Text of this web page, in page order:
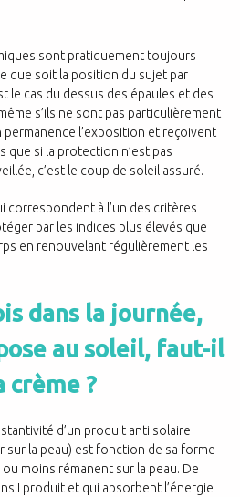
sont pratiquement toujours
que soit la position du sujet par
le cas du dessus des épaules et des
s’ils ne sont pas particulièrement
permanence l’exposition et reçoivent
que si la protection n’est pas
c’est le coup de soleil assuré.
correspondent à l’un des critères
par les indices plus élevés que
en renouvelant régulièrement les
dans la journée,
au soleil, faut-il
crème ?
d’un produit anti solaire
sur la peau) est fonction de sa forme
moins rémanent sur la peau. De
I produit et qui absorbent l’énergie